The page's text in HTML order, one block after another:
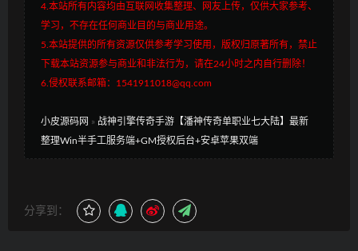
4.本站所有内容均由互联网收集整理、网友上传，仅供大家参考、
学习，不存在任何商业目的与商业用途。
5.本站提供的所有资源仅供参考学习使用，版权归原著所有，禁止
下载本站资源参与商业和非法行为，请在24小时之内自行删除！
6.侵权联系邮箱：1541911018@qq.com
小皮源码网 » 战神引擎传奇手游【潘神传奇单职业七大陆】最新
整理Win半手工服务端+GM授权后台+安卓苹果双端
分享到：